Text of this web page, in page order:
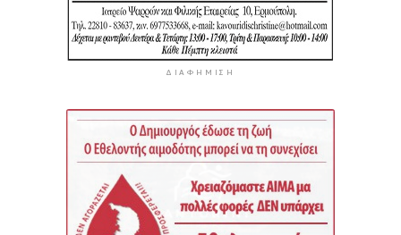
ΔΙΑΦΉΜΙΣΗ